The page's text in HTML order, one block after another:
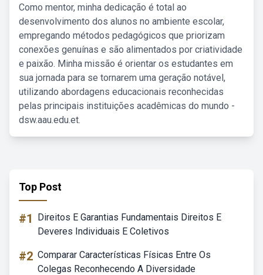
Como mentor, minha dedicação é total ao
desenvolvimento dos alunos no ambiente escolar,
empregando métodos pedagógicos que priorizam
conexões genuínas e são alimentados por criatividade
e paixão. Minha missão é orientar os estudantes em
sua jornada para se tornarem uma geração notável,
utilizando abordagens educacionais reconhecidas
pelas principais instituições acadêmicas do mundo -
dsw.aau.edu.et.
Top Post
#1
Direitos E Garantias Fundamentais Direitos E
Deveres Individuais E Coletivos
#2 Comparar Características Físicas Entre Os
Colegas Reconhecendo A Diversidade